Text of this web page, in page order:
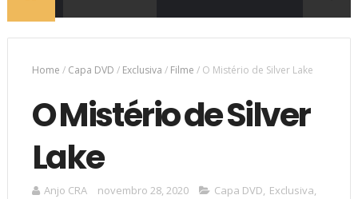
Home / Capa DVD / Exclusiva / Filme / O Mistério de Silver Lake
O Mistério de Silver
Lake
Anjo CRA novembro 28, 2020 Capa DVD, Exclusiva,